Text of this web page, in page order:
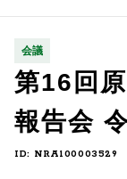
会議
第16回
報告会
ID: NRA100003529